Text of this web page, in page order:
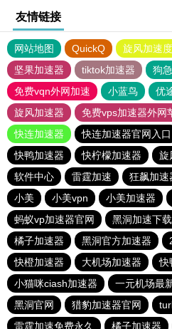
友情链接
网站地图 QuickQ 旋风加速
坚果加速器
tiktok加速器
狗
免费vqn外网加速
小蓝鸟 优
旋风加速器
免费vps加速器外网
快连加速器
快连加速器官网入口
快鸭加速器
快柠檬加速器 旋
软件中心
雷霆加速 狂飙加速
小美
小美vpn 小美加速器
蚂蚁vp加速器官网
黑洞加速下
橘子加速器
黑洞官方加速器
快橙加速器
大机场加速器
快
小猫咪ciash加速器
一元机场最
黑洞官网
猎豹加速器官网
雷霆加速免费永久
橘子加速器